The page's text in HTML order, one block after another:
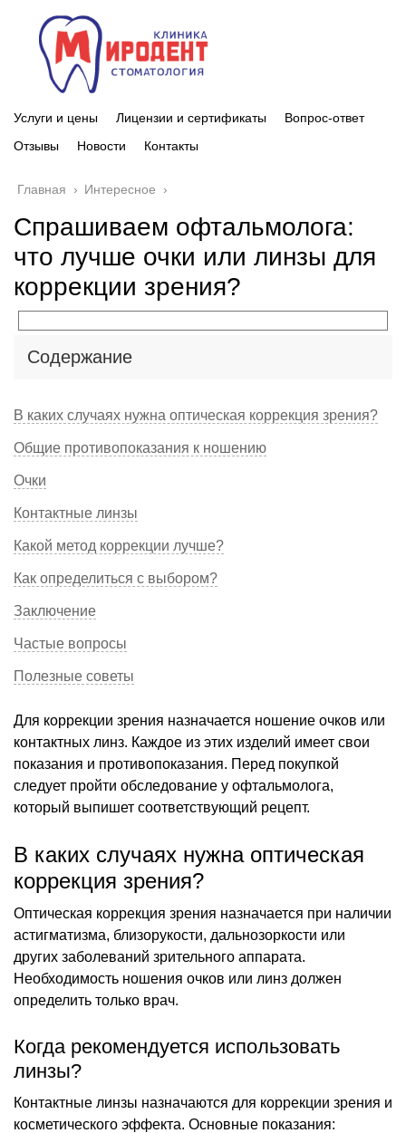
Услуги и цены Лицензии и сертификаты
Вопрос-ответ
Отзывы
Новости Контакты
Главная › Интересное ›
Спрашиваем офтальмолога:
что лучше очки или линзы для
коррекции зрения?
Содержание
В каких случаях нужна оптическая коррекция зрения?
Общие противопоказания к ношению
Очки
Контактные линзы
Какой метод коррекции лучше?
Как определиться с выбором?
Заключение
Частые вопросы
Полезные советы
Для коррекции зрения назначается ношение очков или
контактных линз. Каждое из этих изделий имеет свои
показания и противопоказания. Перед покупкой
следует пройти обследование у офтальмолога,
который выпишет соответствующий рецепт.
В каких случаях нужна оптическая
коррекция зрения?
Оптическая коррекция зрения назначается при наличии
астигматизма, близорукости, дальнозоркости или
других заболеваний зрительного аппарата.
Необходимость ношения очков или линз должен
определить только врач.
Когда рекомендуется использовать
линзы?
Контактные линзы назначаются для коррекции зрения и
косметического эффекта. Основные показания: